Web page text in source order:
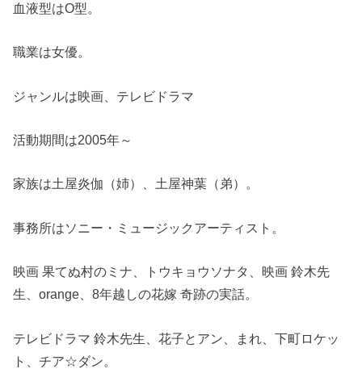
血液型はO型。
職業は女優。
ジャンルは映画、テレビドラマ
活動期間は2005年～
家族は土屋炎伽（姉）、土屋神葉（弟）。
事務所はソニー・ミュージックアーティスト。
映画 果てぬ村のミナ、トウキョウソナタ、映画 鈴木先
生、orange、8年越しの花嫁 奇跡の実話。
テレビドラマ 鈴木先生、花子とアン、まれ、下町ロケッ
ト、チア☆ダン。